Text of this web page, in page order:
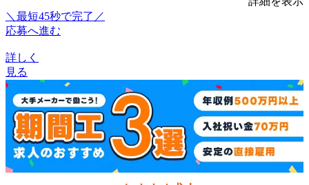
＼最短45秒で完了／
応募へ進む
詳しく
見る